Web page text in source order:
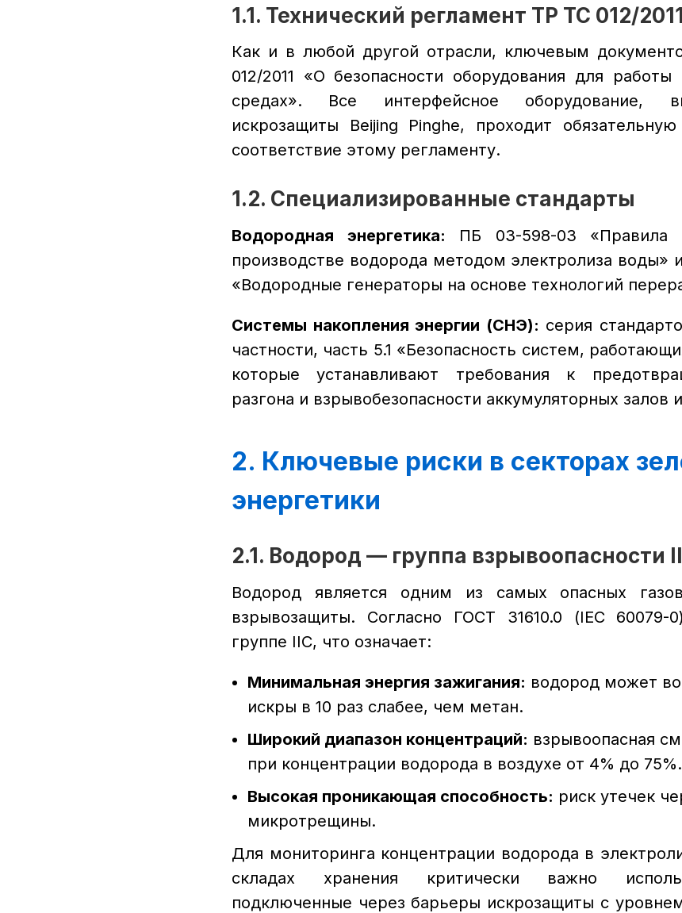
1.1. Технический регламент ТР ТС 012/2011
Как и в любой другой отрасли, ключевым
012/2011 «О безопасности оборудования для
средах». Все интерфейсное оборудование,
искрозащиты Beijing Pinghe, проходит
соответствие этому регламенту.
1.2. Специализированные стандарты
Водородная энергетика: ПБ 03-598-03 «Правила
производстве водорода методом электролиза воды»
«Водородные генераторы на основе технологий
Системы накопления энергии (СНЭ): серия
частности, часть 5.1 «Безопасность систем,
которые устанавливают требования к
разгона и взрывобезопасности аккумуляторных залов
2. Ключевые риски в секторах
энергетики
2.1. Водород — группа взрывоопасности
Водород является одним из самых опасных
взрывозащиты. Согласно ГОСТ 31610.0 (IEC 60079-
группе IIC, что означает:
Минимальная энергия зажигания: водород может
искры в 10 раз слабее, чем метан.
Широкий диапазон концентраций: взрывоопасная
при концентрации водорода в воздухе от 4% до 75%.
Высокая проникающая способность: риск утечек
микротрещины.
Для мониторинга концентрации водорода в
складах хранения критически важно
подключенные через барьеры искрозащиты с